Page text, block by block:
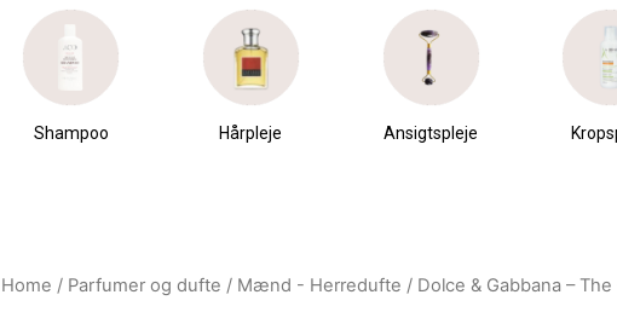
Shampoo Hårpleje Ansigtspleje
Home / Parfumer og dufte / Mænd - Herredufte / Dolce & Gabbana –
Original
Current